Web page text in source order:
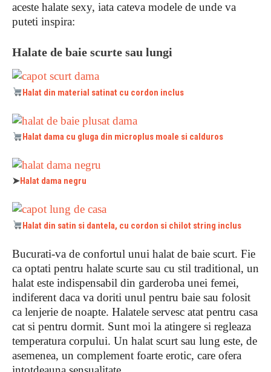
aceste halate sexy, iata cateva modele de unde va
puteti inspira:
Halate de baie scurte sau lungi
Halat din material satinat cu cordon inclus
Halat dama cu gluga din microplus moale si calduros
➤Halat dama negru
Halat din satin si dantela, cu cordon si chilot string inclus
Bucurati-va de confortul unui halat de baie scurt. Fie
ca optati pentru halate scurte sau cu stil traditional, un
halat este indispensabil din garderoba unei femei,
indiferent daca va doriti unul pentru baie sau folosit
ca lenjerie de noapte. Halatele servesc atat pentru casa
cat si pentru dormit. Sunt moi la atingere si regleaza
temperatura corpului. Un halat scurt sau lung este, de
asemenea, un complement foarte erotic, care ofera